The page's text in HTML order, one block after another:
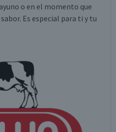
o en el momento que
Es especial para ti y tu